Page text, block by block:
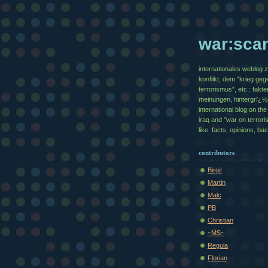
internationales weblog
konflikt, dem "krieg
terrorismus", etc.:
meinungen,
international blog on
iraq and "war on
like: facts, opinions,
contributors
Birgit
Martin
Malc
PB
Christian
~MS~
Regula
Florian